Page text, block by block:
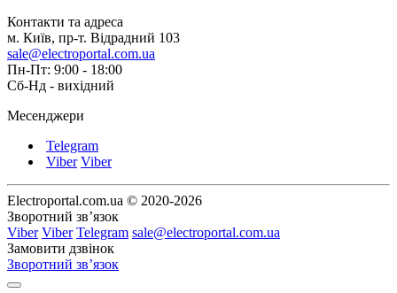
Контакти та адреса
м. Київ, пр-т. Відрадний 103
sale@electroportal.com.ua
Пн-Пт: 9:00 - 18:00
Сб-Нд - вихідний
Месенджери
Telegram
Viber Viber
Electroportal.com.ua © 2020-2026
Зворотний зв’язок
Viber Viber Telegram sale@electroportal.com.ua
Замовити дзвінок
Зворотний зв’язок